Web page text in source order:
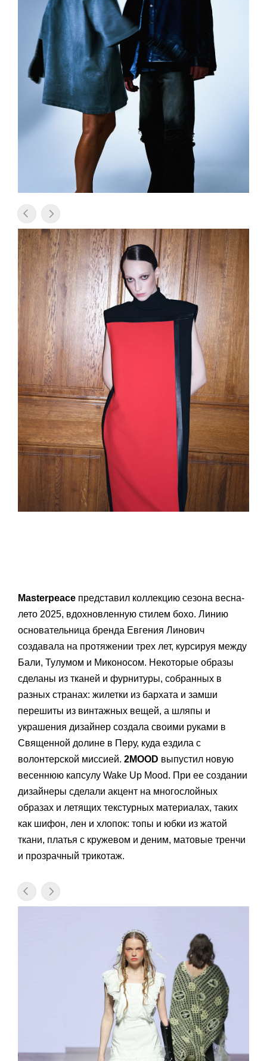
Masterpeace представил коллекцию сезона весна-
лето 2025, вдохновленную стилем бохо. Линию
основательница бренда Евгения Линович
создавала на протяжении трех лет, курсируя между
Бали, Тулумом и Миконосом. Некоторые образы
сделаны из тканей и фурнитуры, собранных в
разных странах: жилетки из бархата и замши
перешиты из винтажных вещей, а шляпы и
украшения дизайнер создала своими руками в
Священной долине в Перу, куда ездила с
волонтерской миссией. 2MOOD выпустил новую
весеннюю капсулу Wake Up Mood. При ее создании
дизайнеры сделали акцент на многослойных
образах и летящих текстурных материалах, таких
как шифон, лен и хлопок: топы и юбки из жатой
ткани, платья с кружевом и деним, матовые тренчи
и прозрачный трикотаж.